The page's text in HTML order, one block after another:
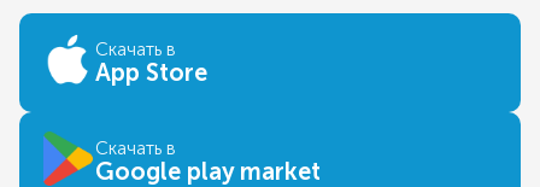
Скачать в
App Store
Скачать в
Google play market